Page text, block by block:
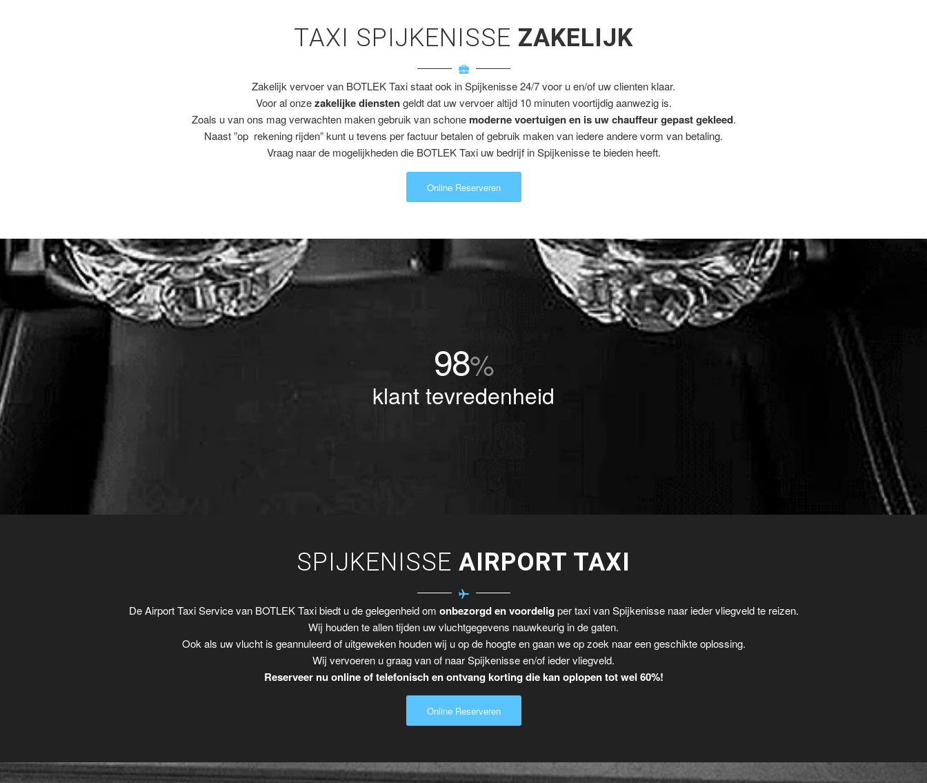
TAXI SPIJKENISSE ZAKELIJK
Zakelijk vervoer van BOTLEK Taxi staat ook in Spijkenisse 24/7 voor u en/of uw clienten klaar.
Voor al onzezakelijke dienstengeldt dat uw vervoer altijd 10 minuten voortijdig aanwezig is.
Zoals u van ons mag verwachten maken gebruik van schone moderne voertuigen en is uw chauffeur gepast gekleed.
Naast ”op rekening rijden” kunt u tevens per factuur betalen of gebruik maken van iedere andere vorm van betaling.
Vraag naar de mogelijkheden die BOTLEK Taxi uw bedrijf in Spijkenisse te bieden heeft.
Online Reserveren
98%
klant tevredenheid
SPIJKENISSE AIRPORT TAXI
De Airport Taxi Service van BOTLEK Taxi biedt u de gelegenheid om onbezorgd en voordelig per taxi van Spijkenisse naar ieder vliegveld te reizen.
Wij houden te allen tijden uw vluchtgegevens nauwkeurig in de gaten.
Ook als uw vlucht is geannuleerd of uitgeweken houden wij u op de hoogte en gaan we op zoek naar een geschikte oplossing.
Wij vervoeren u graag van of naar Spijkenisse en/of ieder vliegveld.
Reserveer nu online of telefonisch en ontvang korting die kan oplopen tot wel 60%!
Online Reserveren